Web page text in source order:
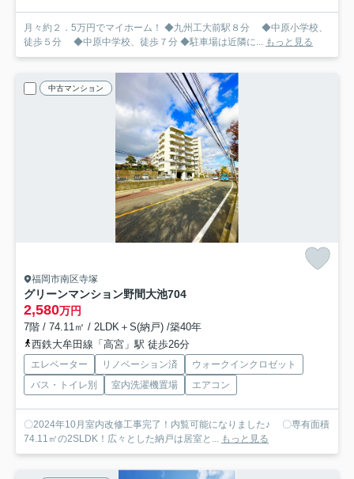
月々約２．5万円でマイホーム！ ◆九州工大前駅８分 ◆中原小学校、
徒歩５分 ◆中原中学校、徒歩７分 ◆駐車場は近隣に...
もっと見る
中古マンション
福岡市南区寺塚
グリーンマンション野間大池704
2,580万円
7階 / 74.11㎡ / 2LDK＋S(納戸) /築40年
西鉄大牟田線「高宮」駅 徒歩26分
エレベーター リノベーション済
ウォークインクロゼット
バス・トイレ別
室内洗濯機置場 エアコン
〇2024年10月室内改修工事完了！内覧可能になりました♪ 〇専有面積
74.11㎡の2SLDK！広々とした納戸は居室と...
もっと見る